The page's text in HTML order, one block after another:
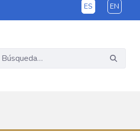
ES EN